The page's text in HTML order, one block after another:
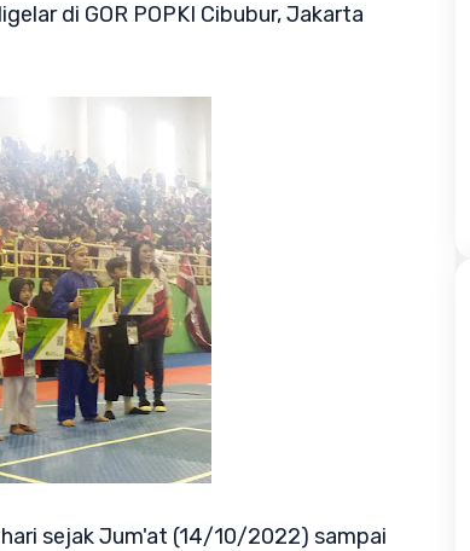
di GOR POPKI Cibubur, Jakarta
sejak Jum'at (14/10/2022) sampai